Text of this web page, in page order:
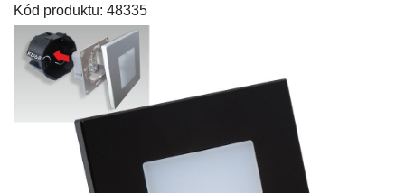
Kód produktu: 48335